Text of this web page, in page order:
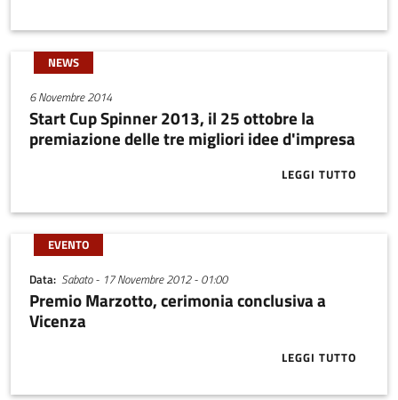
NEWS
6 Novembre 2014
Start Cup Spinner 2013, il 25 ottobre la
premiazione delle tre migliori idee d'impresa
LEGGI TUTTO
ABOUT
EVENTO
Data Sabato - 17 Novembre 2012 - 01:00
Premio Marzotto, cerimonia conclusiva a
Vicenza
LEGGI TUTTO
ABOUT